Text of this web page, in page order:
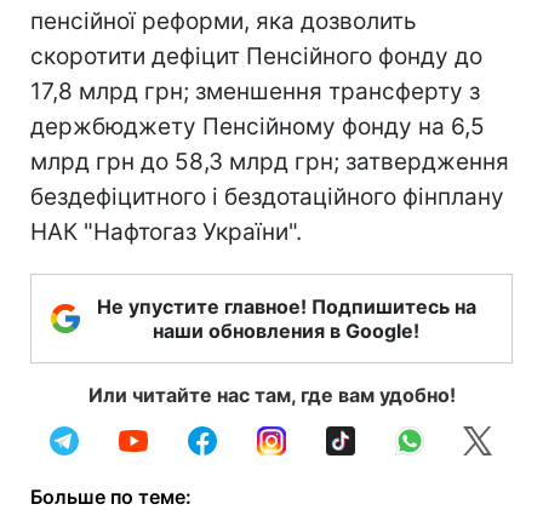
пенсійної реформи, яка дозволить
скоротити дефіцит Пенсійного фонду до
17,8 млрд грн; зменшення трансферту з
держбюджету Пенсійному фонду на 6,5
млрд грн до 58,3 млрд грн; затвердження
бездефіцитного і бездотаційного фінплану
НАК "Нафтогаз України".
Не упустите главное! Подпишитесь на
наши обновления в Google!
Или читайте нас там, где вам удобно!
Больше по теме: